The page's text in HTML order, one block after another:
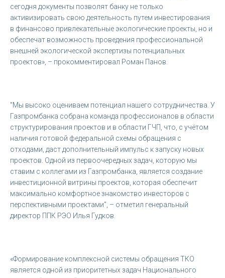
сегодня документы позволят банку не только
активизировать свою деятельность путем инвестирования
в финансово привлекательные экологические проекты, но и
обеспечат возможность проведения профессиональной
внешней экологической экспертизы потенциальных
проектов», – прокомментировал Роман Панов.
"Мы высоко оцениваем потенциал нашего сотрудничества. У
Газпромбанка собрана команда профессионалов в области
структурирования проектов и в области ГЧП, что, с учётом
наличия готовой федеральной схемы обращения с
отходами, даст дополнительный импульс к запуску новых
проектов. Одной из первоочередных задач, которую мы
ставим с коллегами из Газпромбанка, является создание
инвестиционной витрины проектов, которая обеспечит
максимально комфортное знакомство инвесторов с
перспективными проектами", – отметил генеральный
директор ППК РЭО Илья Гудков.
«Формирование комплексной системы обращения ТКО
является одной из приоритетных задач Национального